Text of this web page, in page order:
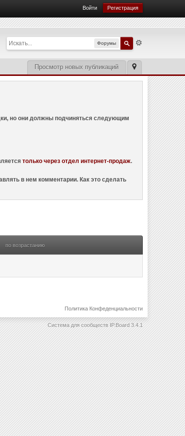
Войти Регистрация
Форумы
Просмотр новых публикаций
но они должны подчиняться следующим
только через отдел интернет-продаж.
в нем комментарии. Как это сделать
по возрастанию
Политика Конфеденциальности
Система для сообществ IP.Board 3.4.1